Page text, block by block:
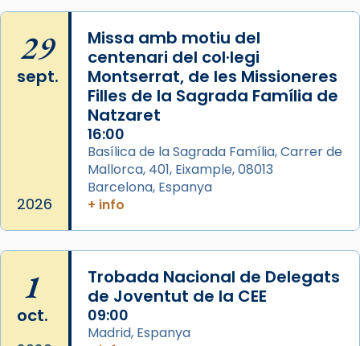
29
sept.
2026
Missa amb motiu del
centenari del col·legi
Montserrat, de les Missioneres
Filles de la Sagrada Família de
Natzaret
16:00
Basílica de la Sagrada Família, Carrer de
Mallorca, 401, Eixample, 08013
Barcelona, Espanya
+ info
1
oct.
Trobada Nacional de Delegats
de Joventut de la CEE
09:00
Madrid, Espanya